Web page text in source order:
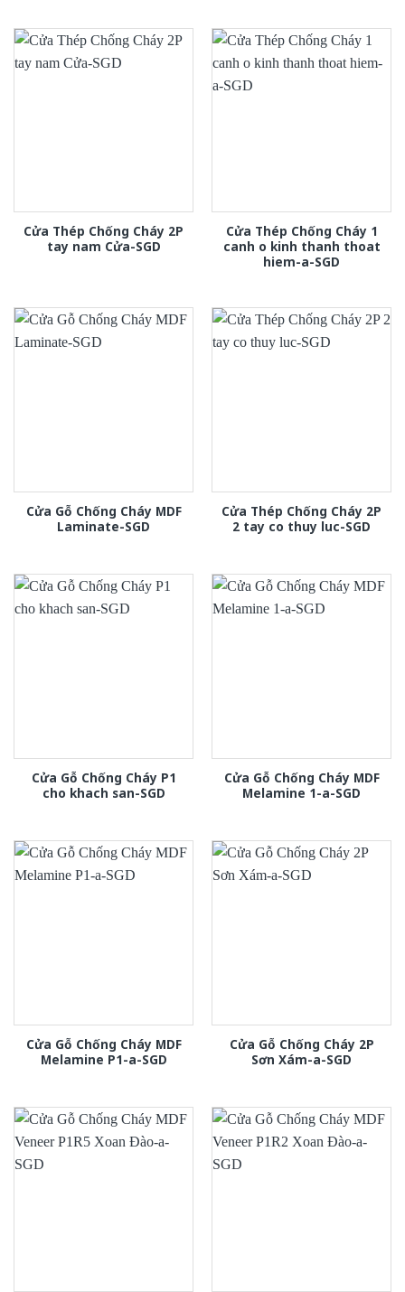
Cửa Thép Chống Cháy 2P
tay nam Cửa-SGD
Cửa Thép Chống Cháy 1
canh o kinh thanh thoat
hiem-a-SGD
Cửa Gỗ Chống Cháy MDF
Laminate-SGD
Cửa Thép Chống Cháy 2P
2 tay co thuy luc-SGD
Cửa Gỗ Chống Cháy P1
cho khach san-SGD
Cửa Gỗ Chống Cháy MDF
Melamine 1-a-SGD
Cửa Gỗ Chống Cháy MDF
Melamine P1-a-SGD
Cửa Gỗ Chống Cháy 2P
Sơn Xám-a-SGD